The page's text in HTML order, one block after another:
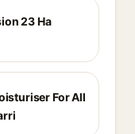
23 Ha
For All